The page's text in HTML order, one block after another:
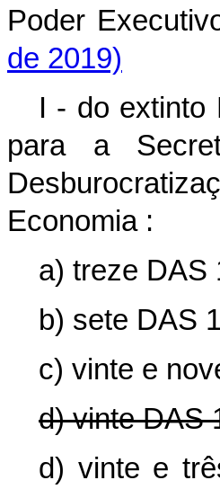
Poder
de 2019)
I - do extinto
para a
Economia :
a) treze DAS
b) sete DAS
c) vinte e
d) vinte DAS
d) vinte e